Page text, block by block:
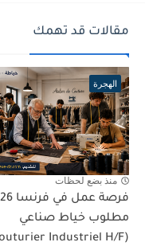
مقالات قد تهمك
الهجرة
منذ بضع لحظات
مطلوب خياط صناعي